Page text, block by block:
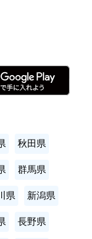
秋田県
群馬県
県 新潟県
長野県